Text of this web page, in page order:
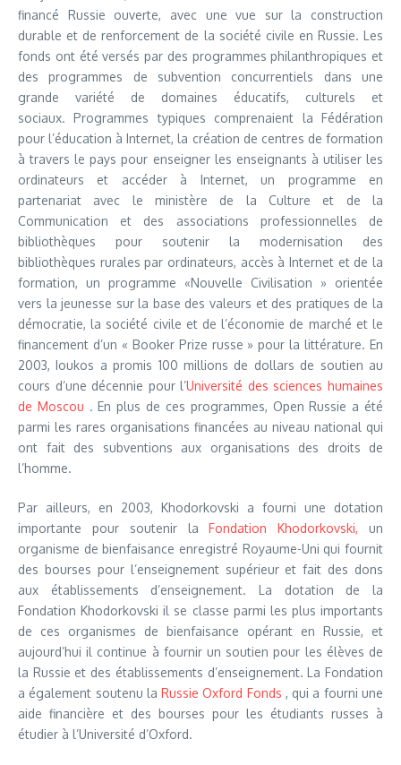
financé Russie ouverte, avec une vue sur la construction
durable et de renforcement de la société civile en Russie. Les
fonds ont été versés par des programmes philanthropiques et
des programmes de subvention concurrentiels dans une
grande variété de domaines éducatifs, culturels et
sociaux. Programmes typiques comprenaient la Fédération
pour l’éducation à Internet, la création de centres de formation
à travers le pays pour enseigner les enseignants à utiliser les
ordinateurs et accéder à Internet, un programme en
partenariat avec le ministère de la Culture et de la
Communication et des associations professionnelles de
bibliothèques pour soutenir la modernisation des
bibliothèques rurales par ordinateurs, accès à Internet et de la
formation, un programme «Nouvelle Civilisation » orientée
vers la jeunesse sur la base des valeurs et des pratiques de la
démocratie, la société civile et de l’économie de marché et le
financement d’un « Booker Prize russe » pour la littérature. En
2003, Ioukos a promis 100 millions de dollars de soutien au
cours d’une décennie pour l’Université des sciences humaines
de Moscou . En plus de ces programmes, Open Russie a été
parmi les rares organisations financées au niveau national qui
ont fait des subventions aux organisations des droits de
l’homme.
Par ailleurs, en 2003, Khodorkovski a fourni une dotation
importante pour soutenir laFondation Khodorkovski, un
organisme de bienfaisance enregistré Royaume-Uni qui fournit
des bourses pour l’enseignement supérieur et fait des dons
aux établissements d’enseignement. La dotation de la
Fondation Khodorkovski il se classe parmi les plus importants
de ces organismes de bienfaisance opérant en Russie, et
aujourd’hui il continue à fournir un soutien pour les élèves de
la Russie et des établissements d’enseignement. La Fondation
a également soutenu laRussie Oxford Fonds , qui a fourni une
aide financière et des bourses pour les étudiants russes à
étudier à l’Université d’Oxford.